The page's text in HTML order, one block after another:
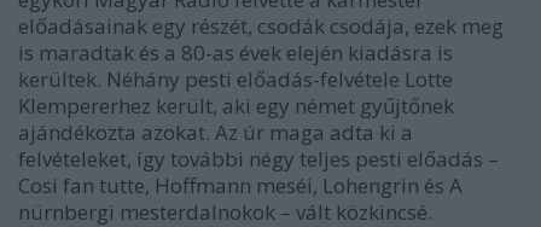
előadásainak egy részét, csodák csodája, ezek meg
is maradtak és a 80-as évek elején kiadásra is
kerültek. Néhány pesti előadás-felvétele Lotte
Klempererhez került, aki egy német gyűjtőnek
ajándékozta azokat. Az úr maga adta ki a
felvételeket, így további négy teljes pesti előadás –
Cosi fan tutte, Hoffmann meséi, Lohengrin és A
nürnbergi mesterdalnokok – vált közkincsé.